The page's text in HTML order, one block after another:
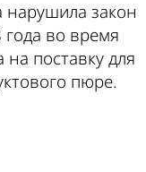
закон
во время
поставку для
пюре.